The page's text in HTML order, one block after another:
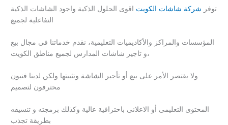
توفر شركة شاشات الكويت اقوى الحلول الذكية واجود الشاشات الذكية
التفاعلية لجميع
المؤسسات والمراكز والأكاديميات التعليمية، نقدم خدماتنا فى مجال بيع
و تاجير شاشات المدارس لجميع مناطق الكويت،
ولا يقتصر الأمر على بيع أو تأجير الشاشة وتثبيتها ولكن لدينا فنيون
محترفون لتصميم
المحتوى التعليمى أو الاعلانى باحترافية عالية وكذلك برمجته و تنسيقه
بطريقة تجذب